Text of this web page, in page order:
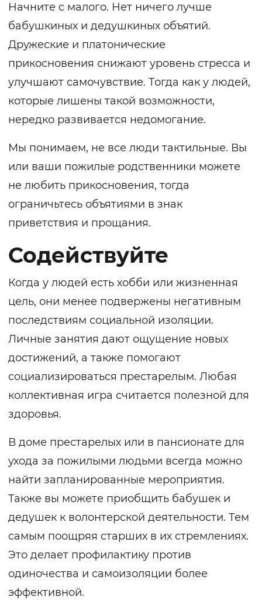
Начните с малого. Нет ничего лучше
бабушкиных и дедушкиных объятий.
Дружеские и платонические
прикосновения снижают уровень стресса и
улучшают самочувствие. Тогда как у людей,
которые лишены такой возможности,
нередко развивается недомогание.
Мы понимаем, не все люди тактильные. Вы
или ваши пожилые родственники можете
не любить прикосновения, тогда
ограничьтесь объятиями в знак
приветствия и прощания.
Содействуйте
Когда у людей есть хобби или жизненная
цель, они менее подвержены негативным
последствиям социальной изоляции.
Личные занятия дают ощущение новых
достижений, а также помогают
социализироваться престарелым. Любая
коллективная игра считается полезной для
здоровья.
В доме престарелых или в пансионате для
ухода за пожилыми людьми всегда можно
найти запланированные мероприятия.
Также вы можете приобщить бабушек и
дедушек к волонтерской деятельности. Тем
самым поощряя старших в их стремлениях.
Это делает профилактику против
одиночества и самоизоляции более
эффективной.